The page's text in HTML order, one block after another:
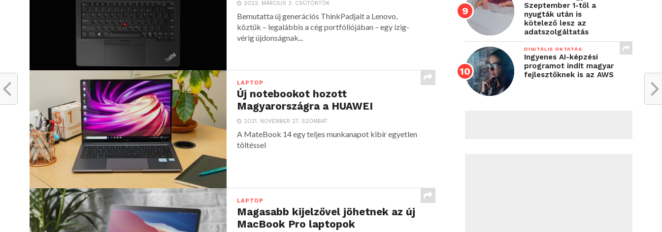
2022. MÁRCIUS 3. CSÜTÖRTÖK
Bemutatta új generációs ThinkPadjait a Lenovo,
köztük – legalábbis a cég portfóliójában – egy ízig-
vérig újdonságnak...
LAPTOP
Új notebookot hozott
Magyarországra a HUAWEI
2021. NOVEMBER 27. SZOMBAT
A MateBook 14 egy teljes munkanapot kibír egyetlen
töltéssel
LAPTOP
Magasabb kijelzővel jöhetnek az új
MacBook Pro laptopok
Szeptember 1-től a
nyugták után is
kötelező lesz az
adatszolgáltatás
DIGITÁLIS OKTATÁS
Ingyenes AI-képzési
programot indít magyar
fejlesztőknek is az AWS